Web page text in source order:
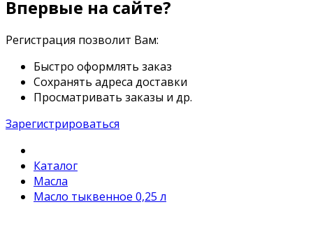
Впервые на сайте?
Регистрация позволит Вам:
Быстро оформлять заказ
Сохранять адреса доставки
Просматривать заказы и др.
Зарегистрироваться
Каталог
Масла
Масло тыквенное 0,25 л